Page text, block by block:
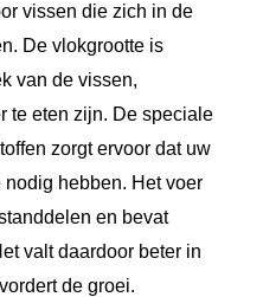
vissen die zich in de
De vlokgrootte is
van de vissen,
te eten zijn. De speciale
zorgt ervoor dat uw
hebben. Het voer
en bevat
valt daardoor beter in
de groei.